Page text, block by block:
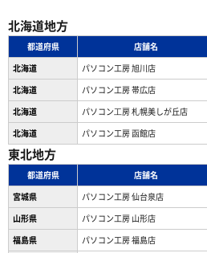
北海道地方
都道府県 店舗名
北海道
パソコン工房 旭川店
北海道
パソコン工房 帯広店
北海道
パソコン⼯房 札幌美しが丘店
北海道
パソコン工房 函館店
東北地方
都道府県 店舗名
宮城県
パソコン工房 仙台泉店
山形県
パソコン工房 山形店
福島県
パソコン工房 福島店